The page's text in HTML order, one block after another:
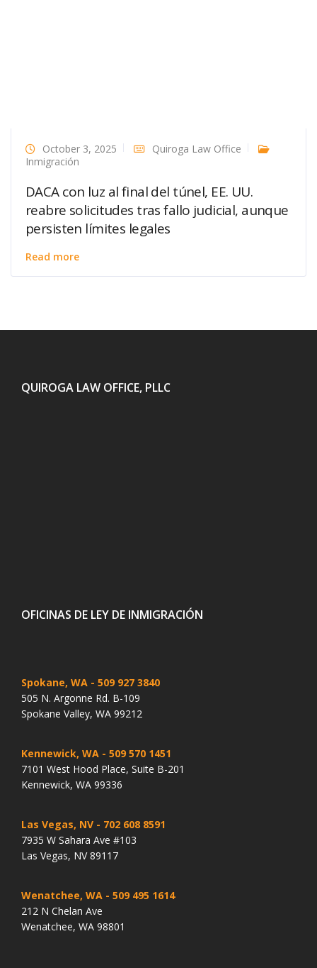
October 3, 2025
Quiroga Law Office
Inmigración
DACA con luz al final del túnel, EE. UU.
reabre solicitudes tras fallo judicial, aunque
persisten límites legales
Read more
QUIROGA LAW OFFICE, PLLC
OFICINAS DE LEY DE INMIGRACIÓN
Spokane, WA - 509 927 3840
505 N. Argonne Rd. B-109
Spokane Valley, WA 99212
Kennewick, WA - 509 570 1451
7101 West Hood Place, Suite B-201
Kennewick, WA 99336
Las Vegas, NV - 702 608 8591
7935 W Sahara Ave #103
Las Vegas, NV 89117
Wenatchee, WA - 509 495 1614
212 N Chelan Ave
Wenatchee, WA 98801